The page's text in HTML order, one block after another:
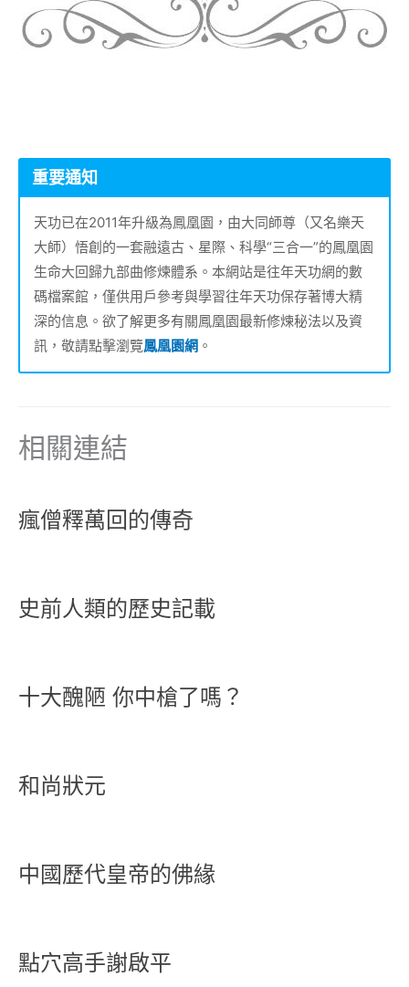
重要通知
天功已在2011年升級為鳳凰園，由大同師尊（又名樂天
大師）悟創的一套融遠古、星際、科學“三合一”的鳳凰園
生命大回歸九部曲修煉體系。本網站是往年天功網的數
碼檔案館，僅供用戶參考與學習往年天功保存著博大精
深的信息。欲了解更多有關鳳凰園最新修煉秘法以及資
訊，敬請點擊瀏覽鳳凰園網 。
相關連結
瘋僧釋萬回的傳奇
史前人類的歷史記載
十大醜陋 你中槍了嗎？
和尚狀元
中國歷代皇帝的佛緣
點穴高手謝啟平